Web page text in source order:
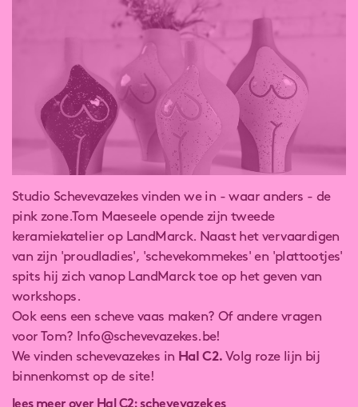
Studio Schevevazekes vinden we in - waar anders - de
pink zone.Tom Maeseele opende zijn tweede
keramiekatelier op LandMarck. Naast het vervaardigen
van zijn 'proudladies', 'schevekommekes' en 'plattootjes'
spits hij zich vanop LandMarck toe op het geven van
workshops.
Ook eens een scheve vaas maken? Of andere vragen
voor Tom? Info@schevevazekes.be!
We vinden schevevazekes in Hal C2. Volg roze lijn bij
binnenkomst op de site!